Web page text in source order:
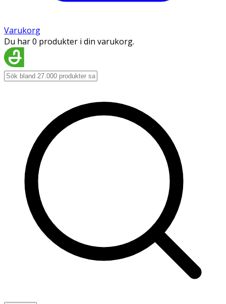
Varukorg
Du har 0 produkter i din varukorg.